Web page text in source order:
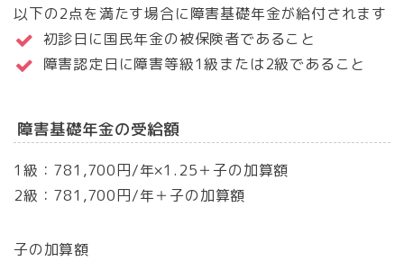
以下の2点を満たす場合に障害基礎年金が給付されます
初診日に国民年金の被保険者であること
障害認定日に障害等級1級または2級であること
障害基礎年金の受給額
1級：781,700円/年×1.25＋子の加算額
2級：781,700円/年＋子の加算額
子の加算額